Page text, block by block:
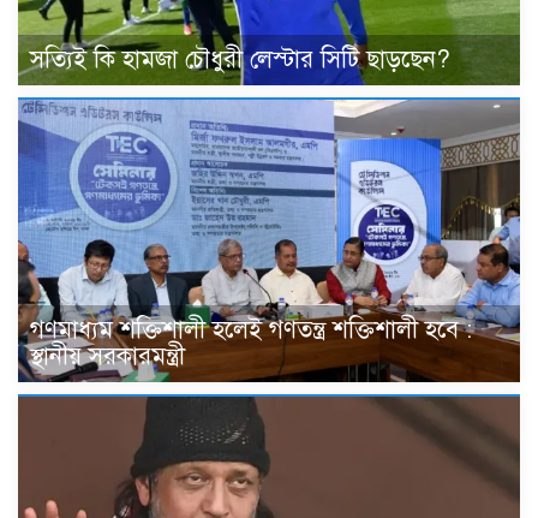
সত্যিই কি হামজা চৌধুরী লেস্টার সিটি ছাড়ছেন?
গণমাধ্যম শক্তিশালী হলেই গণতন্ত্র শক্তিশালী হবে :
স্থানীয় সরকারমন্ত্রী